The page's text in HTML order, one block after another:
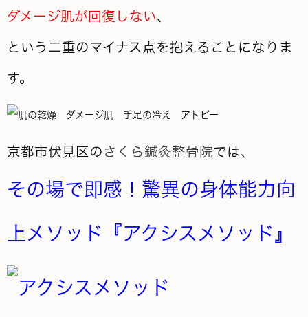
ダメージ肌が回復しない、
という二重のマイナス点を抱えることになりま
す。
京都市伏見区の さくら鍼灸整骨院では、
その場で即感！驚異の身体能力向
上メソッド『アクシスメソッド』